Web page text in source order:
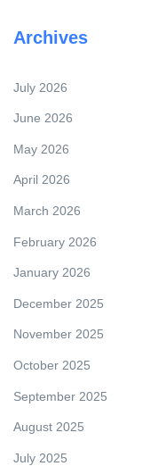
Archives
July 2026
June 2026
May 2026
April 2026
March 2026
February 2026
January 2026
December 2025
November 2025
October 2025
September 2025
August 2025
July 2025